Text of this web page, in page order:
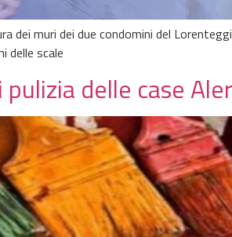
dei muri dei due condomini del
delle scale
delle case Aler